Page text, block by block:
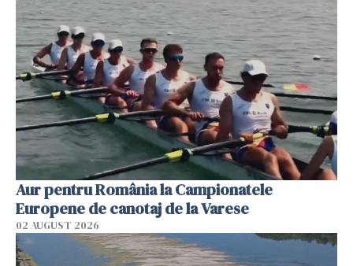
Aur pentru România la Campionatele
Europene de canotaj de la Varese
02 AUGUST 2026